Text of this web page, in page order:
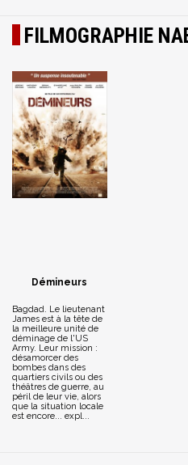
FILMOGRAPHIE
Démineurs
Bagdad. Le lieutenant
James est à la tête de
la meilleure unité de
déminage de l'US
Army. Leur mission :
désamorcer des
bombes dans des
quartiers civils ou des
théâtres de guerre, au
péril de leur vie, alors
que la situation locale
est encore... expl...